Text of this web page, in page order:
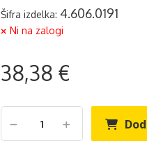
Šifra izdelka: 4.606.0191
Ni na zalogi
38,38 €